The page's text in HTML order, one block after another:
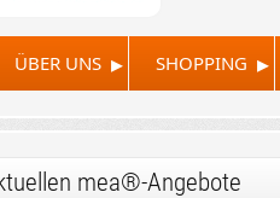
ÜBER UNS ▸ SHOPPING ▸
mea®-Angebote